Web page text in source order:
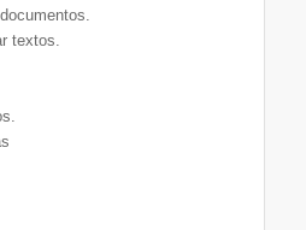
textos.